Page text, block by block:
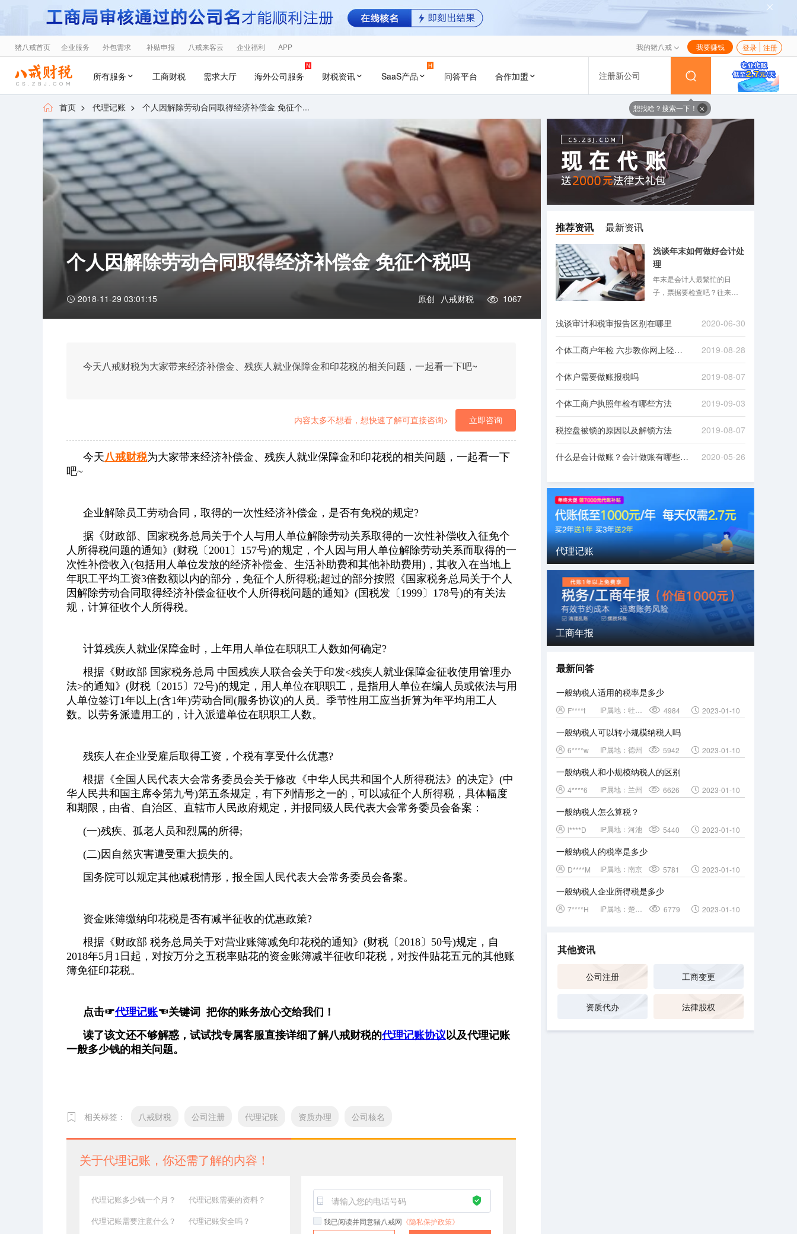
猪八戒首页 企业服务 外包需求 补贴申报 八戒来客云 企业福利 APP 我的猪八戒 我要赚钱 登录 注册
所有服务 工商财税 需求大厅 海外公司服务 财税资讯 SaaS产品 问答平台 合作加盟 注册新公司
想找啥？搜索一下！
首页 > 代理记账 > 个人因解除劳动合同取得经济补偿金 免征个...
个人因解除劳动合同取得经济补偿金 免征个税吗
2018-11-29 03:01:15 原创 八戒财税 1067
今天八戒财税为大家带来经济补偿金、残疾人就业保障金和印花税的相关问题，一起看一下吧~
内容太多不想看，想快速了解可直接咨询> 立即咨询
今天八戒财税为大家带来经济补偿金、残疾人就业保障金和印花税的相关问题，一起看一下
吧~
企业解除员工劳动合同，取得的一次性经济补偿金，是否有免税的规定?
据《财政部、国家税务总局关于个人与用人单位解除劳动关系取得的一次性补偿收入征免个
人所得税问题的通知》(财税〔2001〕157号)的规定，个人因与用人单位解除劳动关系而取得的一
次性补偿收入(包括用人单位发放的经济补偿金、生活补助费和其他补助费用)，其收入在当地上
年职工平均工资3倍数额以内的部分，免征个人所得税;超过的部分按照《国家税务总局关于个人
因解除劳动合同取得经济补偿金征收个人所得税问题的通知》(国税发〔1999〕178号)的有关法
规，计算征收个人所得税。
计算残疾人就业保障金时，上年用人单位在职职工人数如何确定?
根据《财政部 国家税务总局 中国残疾人联合会关于印发<残疾人就业保障金征收使用管理办
法>的通知》(财税〔2015〕72号)的规定，用人单位在职职工，是指用人单位在编人员或依法与用
人单位签订1年以上(含1年)劳动合同(服务协议)的人员。季节性用工应当折算为年平均用工人
数。以劳务派遣用工的，计入派遣单位在职职工人数。
残疾人在企业受雇后取得工资，个税有享受什么优惠?
根据《全国人民代表大会常务委员会关于修改《中华人民共和国个人所得税法》的决定》(中
华人民共和国主席令第九号)第五条规定，有下列情形之一的，可以减征个人所得税，具体幅度
和期限，由省、自治区、直辖市人民政府规定，并报同级人民代表大会常务委员会备案：
(一)残疾、孤老人员和烈属的所得;
(二)因自然灾害遭受重大损失的。
国务院可以规定其他减税情形，报全国人民代表大会常务委员会备案。
资金账簿缴纳印花税是否有减半征收的优惠政策?
根据《财政部 税务总局关于对营业账簿减免印花税的通知》(财税〔2018〕50号)规定，自
2018年5月1日起，对按万分之五税率贴花的资金账簿减半征收印花税，对按件贴花五元的其他账
簿免征印花税。
点击☞代理记账☜关键词 把你的账务放心交给我们！
读了该文还不够解惑，试试找专属客服直接详细了解八戒财税的代理记账协议以及代理记账
一般多少钱的相关问题。
相关标签： 八戒财税 公司注册 代理记账 资质办理 公司核名
关于代理记账，你还需了解的内容！
代理记账多少钱一个月？
代理记账需要的资料？
代理记账需要注意什么？
代理记账安全吗？
我已阅读并同意猪八戒网 《隐私保护政策》
推荐资讯 最新资讯
浅谈年末如何做好会计处
理
年末是会计人最繁忙的日
子，票据要检查吧？往来款
头大？跟着八戒财税一起来
看看吧！
浅谈审计和税审报告区别在哪里 2020-06-30
个体工商户年检 六步教你网上轻松办理 2019-08-28
个体户需要做账报税吗 2019-08-07
个体工商户执照年检有哪些方法 2019-09-03
税控盘被锁的原因以及解锁方法 2019-08-07
什么是会计做账？会计做账有哪些流程？ 2020-05-26
代理记账
工商年报
最新问答
一般纳税人适用的税率是多少
F****t IP属地： 4984 2023-01-10
一般纳税人可以转小规模纳税人吗
6****w IP属地： 德州 5942 2023-01-10
一般纳税人和小规模纳税人的区别
4****6 IP属地： 兰州 6626 2023-01-10
一般纳税人怎么算税？
l****D IP属地： 河池 5440 2023-01-10
一般纳税人的税率是多少
D****M IP属地： 南京 5781 2023-01-10
一般纳税人企业所得税是多少
7****H IP属地： 6779 2023-01-10
其他资讯
公司注册 工商变更
资质代办 法律股权